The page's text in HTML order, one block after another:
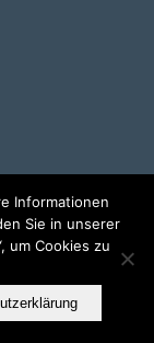
Informationen
Sie in unserer
um Cookies zu